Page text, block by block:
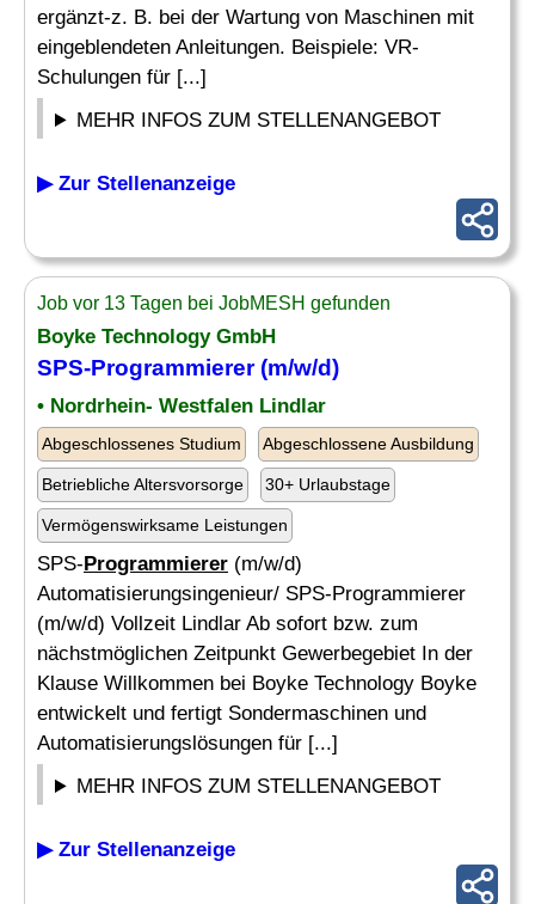
ergänzt-z. B. bei der Wartung von Maschinen mit
eingeblendeten Anleitungen. Beispiele: VR-
Schulungen für [...]
MEHR INFOS ZUM STELLENANGEBOT
▶ Zur Stellenanzeige
Job vor 13 Tagen bei JobMESH gefunden
Boyke Technology GmbH
SPS-Programmierer (m/w/d)
• Nordrhein- Westfalen Lindlar
Abgeschlossenes Studium Abgeschlossene Ausbildung
Betriebliche Altersvorsorge 30+ Urlaubstage
Vermögenswirksame Leistungen
SPS-Programmierer (m/w/d)
Automatisierungsingenieur/ SPS-Programmierer
(m/w/d) Vollzeit Lindlar Ab sofort bzw. zum
nächstmöglichen Zeitpunkt Gewerbegebiet In der
Klause Willkommen bei Boyke Technology Boyke
entwickelt und fertigt Sondermaschinen und
Automatisierungslösungen für [...]
MEHR INFOS ZUM STELLENANGEBOT
▶ Zur Stellenanzeige